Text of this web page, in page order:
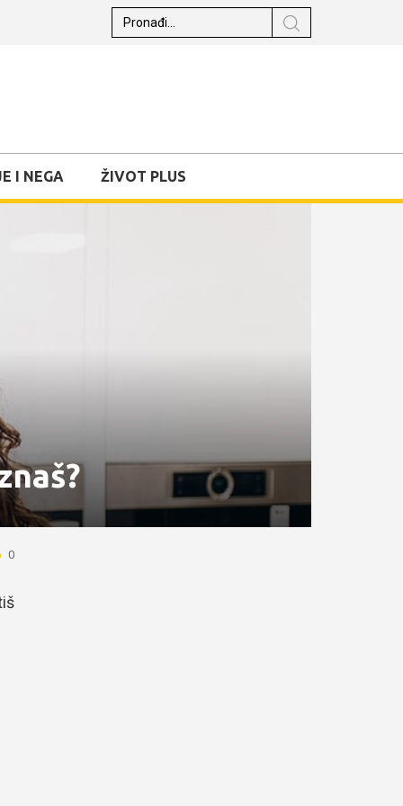
I NEGA ŽIVOT PLUS
0